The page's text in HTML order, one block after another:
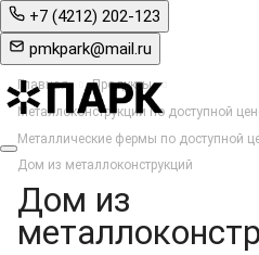
+7 (4212) 202-123
pmkpark@mail.ru
Главная
Продукты
Металлоконструкции по доступной
Металлические фермы по доступной
Дом из металлоконструкций
Дом из